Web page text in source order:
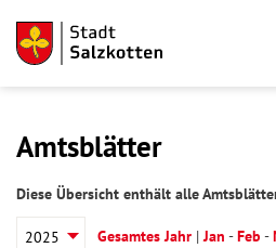
Amtsblätter
Diese Übersicht enthält alle
Gesamtes Jahr|Jan -Feb -